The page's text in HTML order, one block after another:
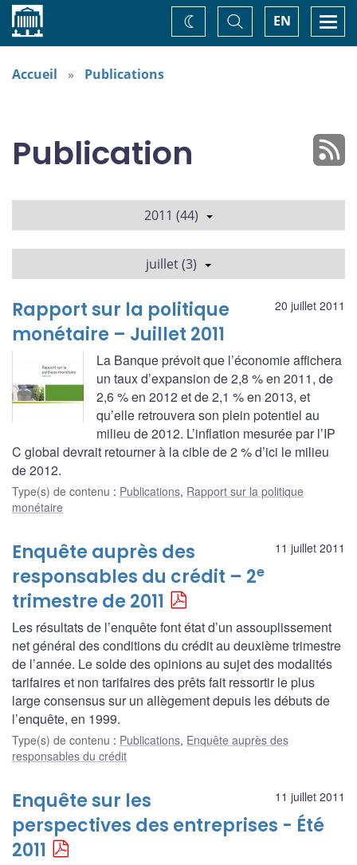
Accueil EN
Basculer
la
recherche
Changez
de
Accueil Publications
Publication
2011 (44)
juillet (3)
20 juillet 2011
Rapport sur la politique
monétaire – Juillet 2011
La Banque prévoit que l’économie affichera
un taux d’expansion de 2,8 % en 2011, de
2,6 % en 2012 et de 2,1 % en 2013, et
qu’elle retrouvera son plein potentiel au
milieu de 2012. L’inflation mesurée par l’IP
C global devrait retourner à la cible de 2 % d’ici le milieu
de 2012.
Type(s) de contenu : Publications, Rapport sur la politique
monétaire
11 juillet 2011
Enquête auprès des
responsables du crédit – 2e
trimestre de 2011
Les résultats de l’enquête font état d’un assouplissement
net général des conditions du crédit au deuxième trimestre
de l’année. Le solde des opinions au sujet des modalités
tarifaires et non tarifaires des prêts fait ressortir le plus
large consensus sur un allègement depuis les débuts de
l’enquête, en 1999.
Type(s) de contenu : Publications, Enquête auprès des
responsables du crédit
11 juillet 2011
Enquête sur les
perspectives des entreprises - Été
2011